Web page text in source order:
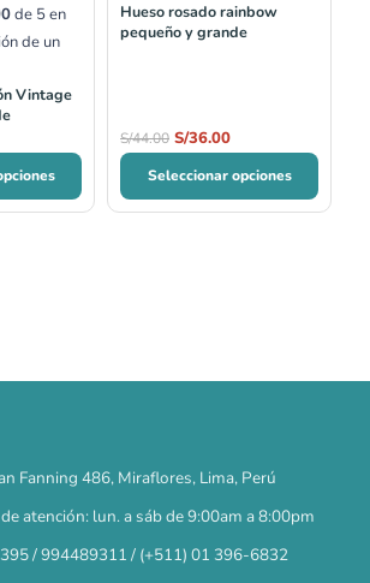
de 5 en
de un
Vintage
Hueso rosado rainbow
pequeño y grande
S/44.00 S/36.00
Seleccionar opciones
DÍAS HORAS MIN SEG
✕
Fanning 486, Miraflores, Lima, Perú
atención: lun. a sáb de 9:00am a 8:00pm
/ 994489311 / (+511) 01 396-6832